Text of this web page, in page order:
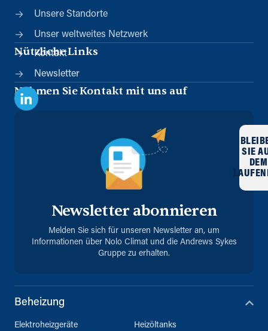
Unsere Standorte
Unser weltweites Netzwerk
Nützliche Links
Kontakt
Newsletter
Nehmen Sie Kontakt mit uns auf
Newsletter abonnieren
Melden Sie sich für unseren Newsletter an, um
Informationen über Nolo Climat und die Andrews Sykes
Gruppe zu erhalten.
SIE
DEM
Beheizung
Elektroheizgeräte
Heizöltanks